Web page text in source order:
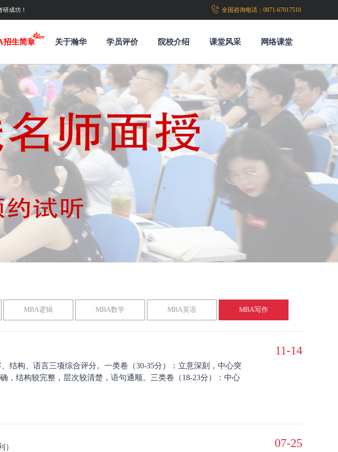
成功！ 全国咨询电话： 0871-67017510
招生简章 关于瀚华 学员评价 院校介绍 课堂风采 网络课堂
MBA逻辑 MBA数学 MBA英语 MBA写作
结构、语言三项综合评分。一类卷（30-35分）：立意深刻，中心突
，结构较完整，层次较清楚，语句通顺。三类卷（18-23分）：中心
11-14
）
07-25